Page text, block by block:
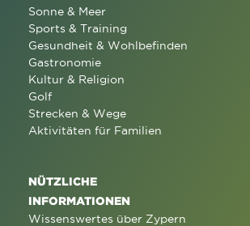
Sonne & Meer
Sports & Training
Gesundheit & Wohlbefinden
Gastronomie
Kultur & Religion
Golf
Strecken & Wege
Aktivitäten für Familien
NÜTZLICHE
INFORMATIONEN
Wissenswertes über Zypern